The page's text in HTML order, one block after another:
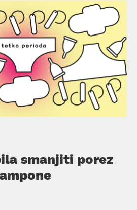
smanjiti porez